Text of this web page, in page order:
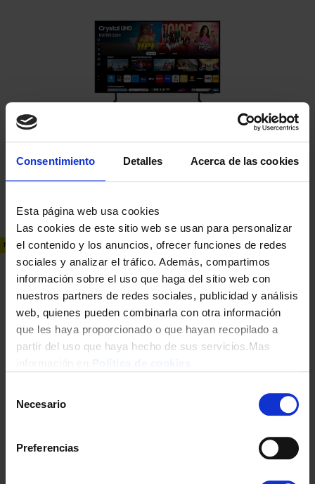
Consentimiento Detalles Acerca de las cookies
Esta página web usa cookies
Las cookies de este sitio web se usan para personalizar
el contenido y los anuncios, ofrecer funciones de redes
sociales y analizar el tráfico. Además, compartimos
información sobre el uso que haga del sitio web con
nuestros partners de redes sociales, publicidad y análisis
web, quienes pueden combinarla con otra información
que les haya proporcionado o que hayan recopilado a
partir del uso que haya hecho de sus servicios.Mas
Necesario
Preferencias
TELEVISION SAMSUNG 50″ TU50DU7105 CRYSTAL UHD SMART TV
BT
NUEVO